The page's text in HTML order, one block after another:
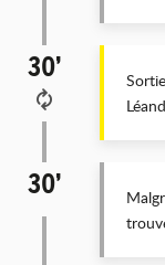
30’
30’